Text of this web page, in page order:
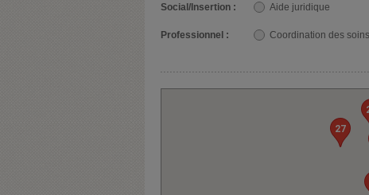
Social/Insertion : Aide juridique
Professionnel : Coordination des soins
27